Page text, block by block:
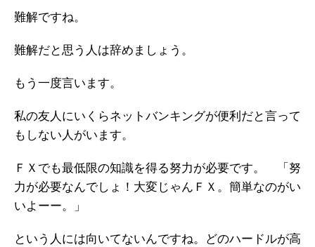
難解ですね。
難解だと思う人は辞めましょう。
もう一度言います。
私の友人にいくらネットバンキングが便利だと言って
もしない人がいます。
ＦＸでも最低限の知識を得る努力が必要です。 「努
力が必要なんでしょ！大変じゃんＦＸ。簡単なのがい
いよーー。」
という人には向いてないんですね。どのハードルが高